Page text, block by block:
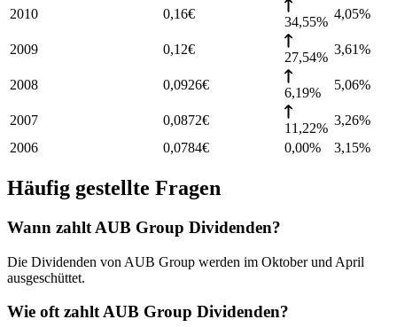
2010 0,16€
34,55%
4,05%
2009 0,12€
27,54%
3,61%
2008 0,0926€
6,19%
5,06%
2007 0,0872€
11,22%
3,26%
2006
0,0784€ 0,00% 3,15%
Häufig gestellte Fragen
Wann zahlt AUB Group Dividenden?
Die Dividenden von AUB Group werden im Oktober und April
ausgeschüttet.
Wie oft zahlt AUB Group Dividenden?